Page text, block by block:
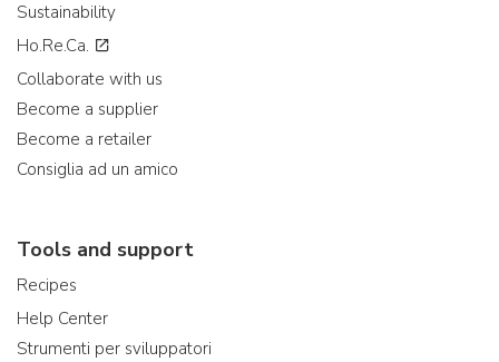
Sustainability
Ho.Re.Ca.
Collaborate with us
Become a supplier
Become a retailer
Consiglia ad un amico
Tools and support
Recipes
Help Center
Strumenti per sviluppatori